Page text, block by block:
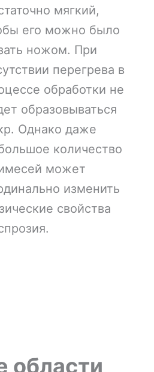
мягкий,
его можно было
ножом. При
перегрева в
обработки не
образовываться
Однако даже
количество
может
изменить
свойства
области